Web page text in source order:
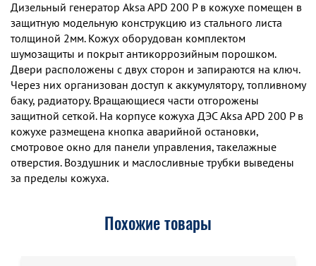
Дизельный генератор Aksa APD 200 P в кожухе помещен в
защитную модельную конструкцию из стального листа
толщиной 2мм. Кожух оборудован комплектом
шумозащиты и покрыт антикоррозийным порошком.
Двери расположены с двух сторон и запираются на ключ.
Через них организован доступ к аккумулятору, топливному
баку, радиатору. Вращающиеся части отгорожены
защитной сеткой. На корпусе кожуха ДЭС Aksa APD 200 P в
кожухе размещена кнопка аварийной остановки,
смотровое окно для панели управления, такелажные
отверстия. Воздушник и маслосливные трубки выведены
за пределы кожуха.
Похожие товары